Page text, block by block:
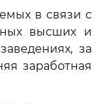
в связи с
высших и
за
заработная